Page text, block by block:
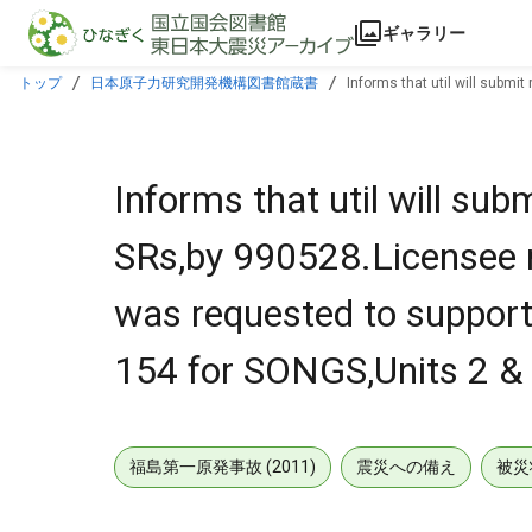
本文に飛ぶ
ギャラリー
トップ 日本原子力研究開発機構図書館蔵書
Informs that util will submit
Informs that util will
SRs,by
was requested to
154 for SONGS,Units 2 &
福島第一原発事故 (2011) 震災への備え 被災